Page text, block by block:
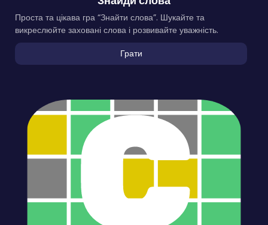
Проста та цікава гра “Знайти слова”. Шукайте та
викреслюйте заховані слова і розвивайте уважність.
Грати